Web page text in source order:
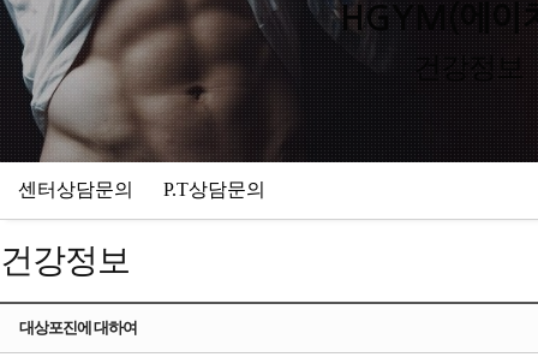
HGYM(에이
건강정보
센터상담문의 P.T상담문의
건강정보
대상포진에 대하여